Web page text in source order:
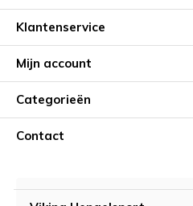
Klantenservice
Mijn account
Categorieën
Contact